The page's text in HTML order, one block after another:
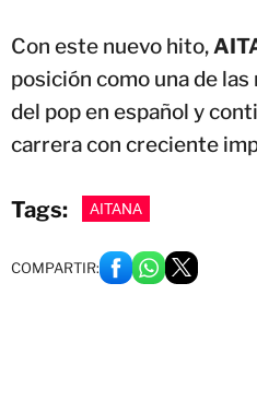
Con este nuevo hito,
posición como una de
del pop en español y
carrera con creciente
Tags: AITANA
COMPARTIR: